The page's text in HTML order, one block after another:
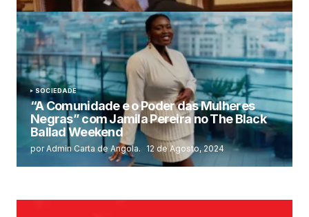
SOCIEDADE
“A Comunidade e o Poder das Mulheres
Negras” com Jamila Pereira no The Black
Ballad Weekend
por Admin Carta de Angola. 12 de Agosto, 2024